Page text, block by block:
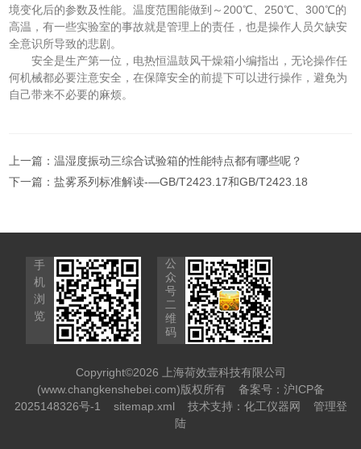
境变化后的参数及性能。温度范围能做到～200℃、250℃、300℃的
高温，有一些实验室的事故就是管理上的责任，也是操作人员欠缺安
全意识所导致的悲剧。
安全是生产第一位，电热恒温鼓风干燥箱小编指出，无论操作任
何机械都必要注意安全，在保障安全的前提下可以进行操作，避免为
自己带来不必要的麻烦。
上一篇：温湿度振动三综合试验箱的性能特点都有哪些呢？
下一篇：盐雾系列标准解读-—GB/T2423.17和GB/T2423.18
手
机
浏
览
公
众
号
二
维
码
Copyright©2026 上海荷效壹科技有限公司
(www.changkenshebei.com)版权所有 备案号：沪ICP备
2025148326号-1
sitemap.xml 技术支持： 化工仪器网
管理登
陆